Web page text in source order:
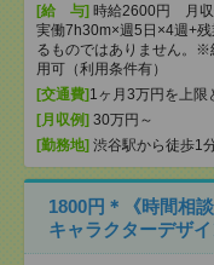
[給 与] 時給2600円 月収
実働7h30m×週5日×4週+
るものではありません。※
用可（利用条件有）
[交通費]1ヶ月3万円を上限
[月収例] 30万円～
[勤務地] 渋谷駅から徒歩1
1800円＊《時間相
キャラクターデザ